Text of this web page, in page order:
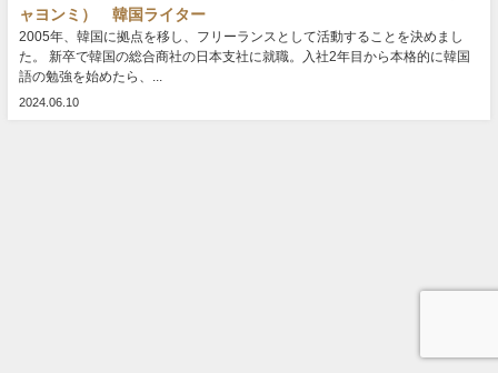
ャヨンミ） 韓国ライター
2005年、韓国に拠点を移し、フリーランスとして活動することを決めまし
た。 新卒で韓国の総合商社の日本支社に就職。入社2年目から本格的に韓国
語の勉強を始めたら、...
2024.06.10